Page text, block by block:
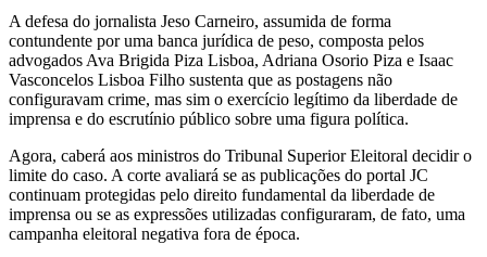
A defesa do jornalista Jeso Carneiro, assumida de forma
contundente por uma banca jurídica de peso, composta pelos
advogados Ava Brigida Piza Lisboa, Adriana Osorio Piza e Isaac
Vasconcelos Lisboa Filho sustenta que as postagens não
configuravam crime, mas sim o exercício legítimo da liberdade de
imprensa e do escrutínio público sobre uma figura política.
Agora, caberá aos ministros do Tribunal Superior Eleitoral decidir o
limite do caso. A corte avaliará se as publicações do portal JC
continuam protegidas pelo direito fundamental da liberdade de
imprensa ou se as expressões utilizadas configuraram, de fato, uma
campanha eleitoral negativa fora de época.